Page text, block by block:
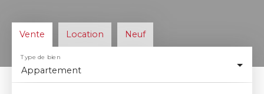
Vente Location Neuf
Appartement
Type de bien